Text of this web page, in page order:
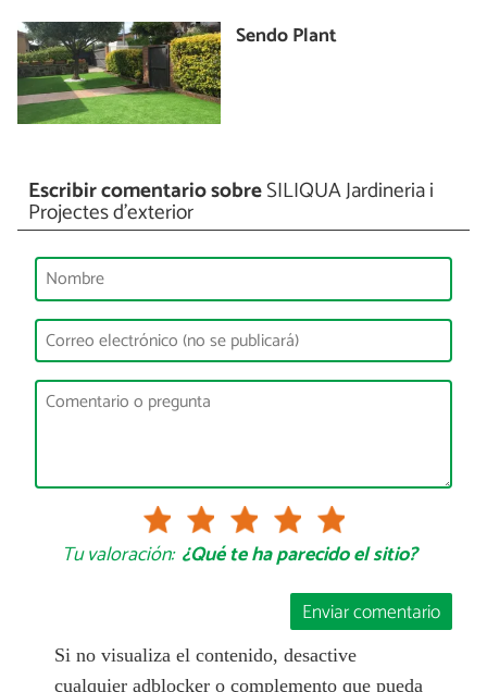
Sendo Plant
Escribir comentario sobreSILIQUA Jardineria i
Projectes d'exterior
Tu valoración: ¿Qué te ha parecido el sitio?
Enviar comentario
Si no visualiza el contenido, desactive
cualquier adblocker o complemento que pueda